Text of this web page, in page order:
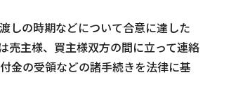
しの時期などについて合意に達した
売主様、買主様双方の間に立って連絡
金の受領などの諸手続きを法律に基